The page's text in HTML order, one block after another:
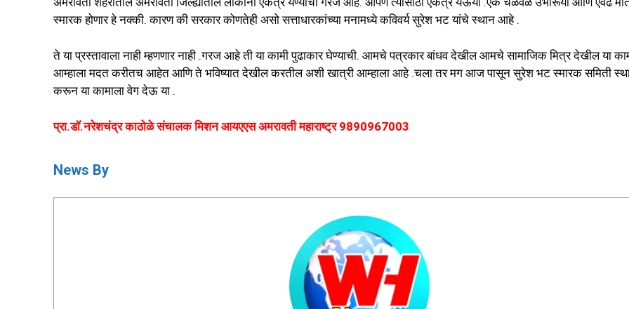
स्मारक होणार हे नक्की. कारण की सरकार कोणतेही असो सत्ताधारकांच्या मनामध्ये कविवर्य सुरेश भट यांचे स्थान आहे .
ते या प्रस्तावाला नाही म्हणणार नाही .गरज आहे ती या कामी पुढाकार घेण्याची. आमचे पत्रकार बांधव देखील आमचे सामाजिक मित्र देखील या
आम्हाला मदत करीतच आहेत आणि ते भविष्यात देखील करतील अशी खात्री आम्हाला आहे .चला तर मग आज पासून सुरेश भट स्मारक समिती
करून या कामाला वेग देऊ या .
प्रा.डॉ.नरेशचंद्र काठोळे संचालक मिशन आयएएस अमरावती महाराष्ट्र 9890967003
News By